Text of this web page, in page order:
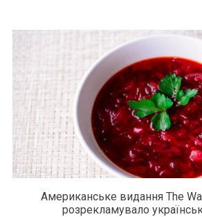
Американське видання The
розрекламувало